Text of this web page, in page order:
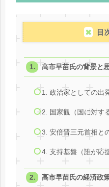
目
高市早苗氏の背景と
1. 政治家としての出
2. 国家観（国に対す
3. 安倍晋三元首相と
4. 支持基盤（誰が応
高市早苗氏の経済政